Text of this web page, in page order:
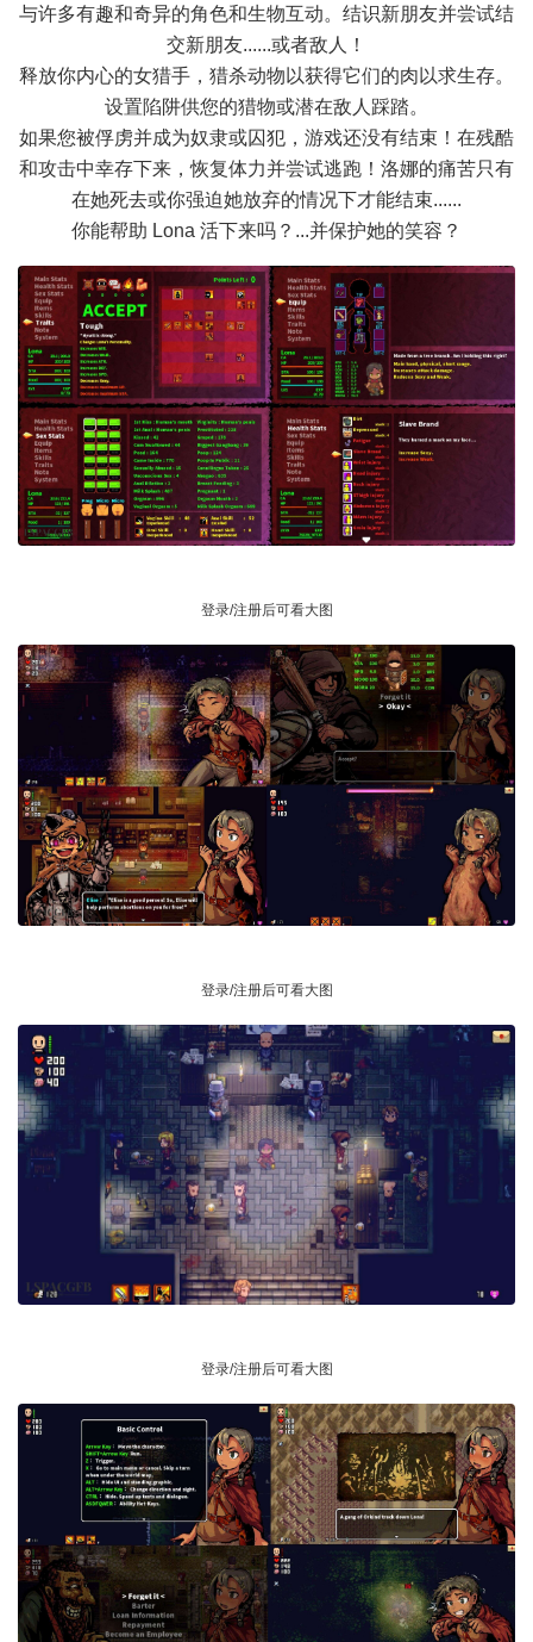
与许多有趣和奇异的角色和生物互动。结识新朋友并尝试结
交新朋友......或者敌人！
释放你内心的女猎手，猎杀动物以获得它们的肉以求生存。
设置陷阱供您的猎物或潜在敌人踩踏。
如果您被俘虏并成为奴隶或囚犯，游戏还没有结束！在残酷
和攻击中幸存下来，恢复体力并尝试逃跑！洛娜的痛苦只有
在她死去或你强迫她放弃的情况下才能结束......
你能帮助 Lona 活下来吗？...并保护她的笑容？
登录/注册后可看大图
登录/注册后可看大图
登录/注册后可看大图